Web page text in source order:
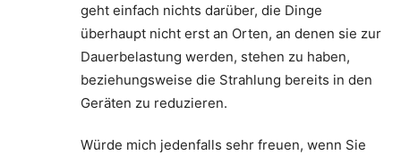
geht einfach nichts darüber, die Dinge
überhaupt nicht erst an Orten, an denen sie zur
Dauerbelastung werden, stehen zu haben,
beziehungsweise die Strahlung bereits in den
Geräten zu reduzieren.
Würde mich jedenfalls sehr freuen, wenn Sie